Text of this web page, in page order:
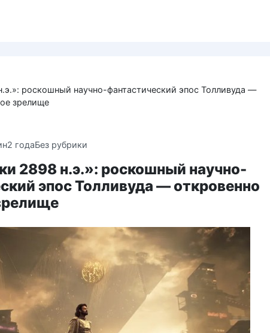
роскошный научно-фантастический эпос Толливуда —
зрелище
2 годаБез рубрики
2898 н.э.»: роскошный научно-
эпос Толливуда — откровенно